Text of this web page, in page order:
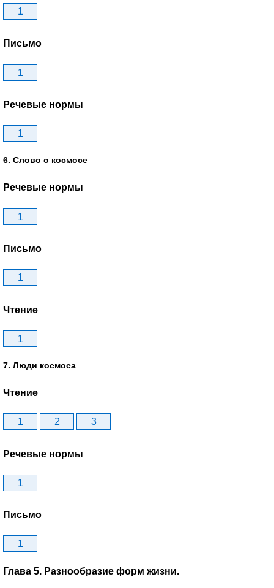
1
Письмо
1
Речевые нормы
1
6. Слово о космосе
Речевые нормы
1
Письмо
1
Чтение
1
7. Люди космоса
Чтение
1 2 3
Речевые нормы
1
Письмо
1
Глава 5. Разнообразие форм жизни.